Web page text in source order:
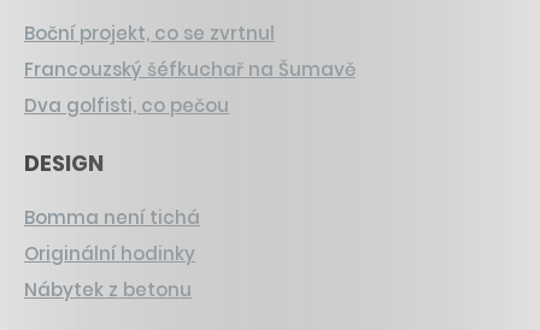
Boční projekt, co se zvrtnul
Francouzský šéfkuchař na Šumavě
Dva golfisti, co pečou
DESIGN
Bomma není tichá
Originální hodinky
Nábytek z betonu